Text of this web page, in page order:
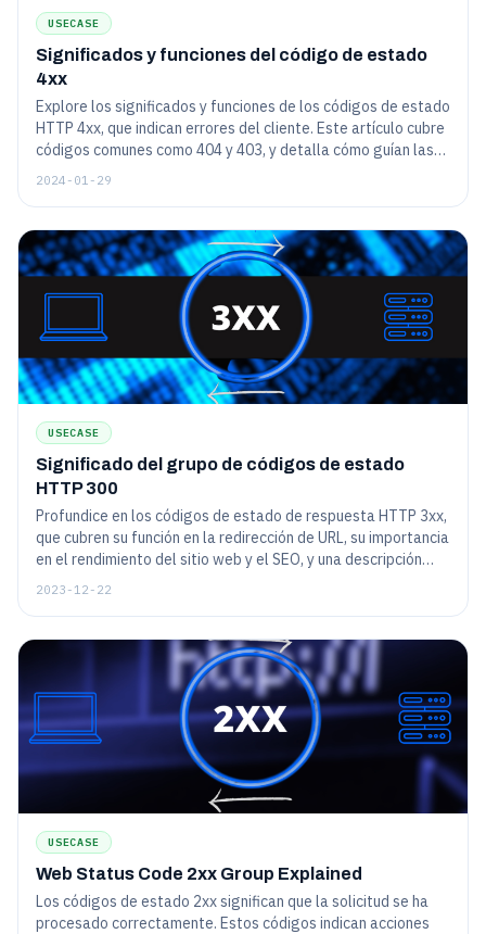
USECASE
Significados y funciones del código de estado
4xx
Explore los significados y funciones de los códigos de estado
HTTP 4xx, que indican errores del cliente. Este artículo cubre
códigos comunes como 404 y 403, y detalla cómo guían las
interacciones y la solución de problemas del usuario del sitio
2024-01-29
USECASE
Significado del grupo de códigos de estado
HTTP 300
Profundice en los códigos de estado de respuesta HTTP 3xx,
que cubren su función en la redirección de URL, su importancia
en el rendimiento del sitio web y el SEO, y una descripción
general de códigos comunes como 301 (redireccionamiento
2023-12-22
USECASE
Web Status Code 2xx Group Explained
Los códigos de estado 2xx significan que la solicitud se ha
procesado correctamente. Estos códigos indican acciones